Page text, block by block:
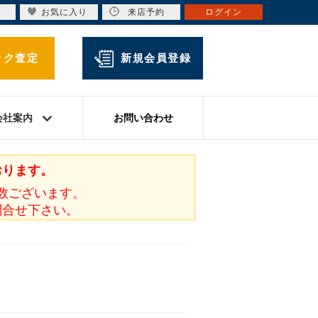
査定 新規会員登録
社案内 お問い合わせ
ます。
ざいます。
せ下さい。
お気に入り 来店予約 ログイン